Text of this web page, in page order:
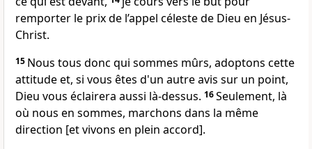
remporter le prix de l’appel céleste de Dieu en Jésus-
Christ.
15 Nous tous donc qui sommes mûrs, adoptons cette
attitude et, si vous êtes d'un autre avis sur un point,
Dieu vous éclairera aussi là-dessus. 16Seulement, là
où nous en sommes, marchons dans la même
direction [et vivons en plein accord].